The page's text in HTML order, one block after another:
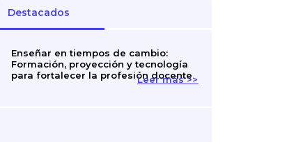
Destacados
Enseñar en tiempos de cambio:
Formación, proyección y tecnología
para fortalecer la profesión docente
Leer más >>